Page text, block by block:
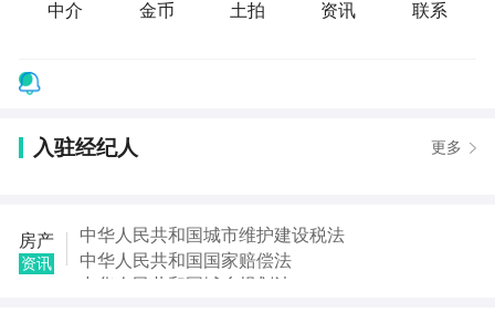
中介 金币 土拍 资讯 联系
入驻经纪人 更多
房产
资讯
中华人民共和国城市维护建设税法
中华人民共和国国家赔偿法
中华人民共和国城乡规划法